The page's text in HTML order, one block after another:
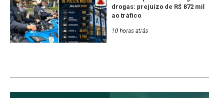
drogas: prejuízo de R$ 872 mil
ao tráfico
10 horas atrás